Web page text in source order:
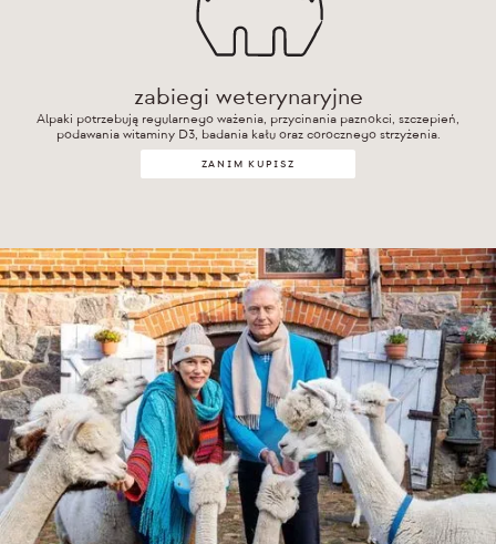
zabiegi weterynaryjne
Alpaki potrzebują regularnego ważenia, przycinania paznokci, szczepień,
podawania witaminy D3, badania kału oraz corocznego strzyżenia.
ZANIM KUPISZ